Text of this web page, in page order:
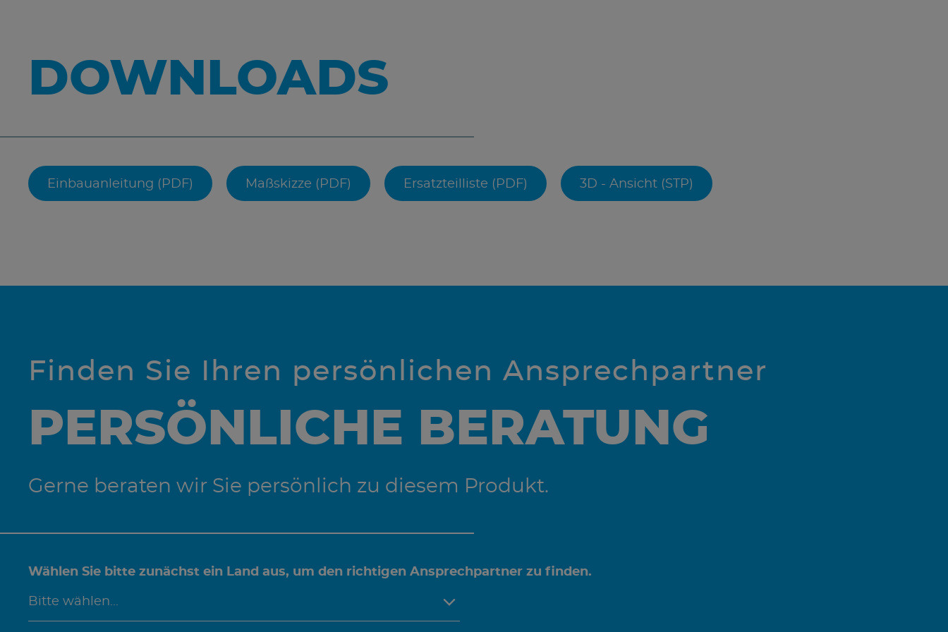
DOWNLOADS
Einbauanleitung (PDF) Maßskizze (PDF) Ersatzteilliste (PDF) 3D - Ansicht (STP)
Finden Sie Ihren persönlichen Ansprechpartner
PERSÖNLICHE BERATUNG
Gerne beraten wir Sie persönlich zu diesem Produkt.
Wählen Sie bitte zunächst ein Land aus, um den richtigen Ansprechpartner zu finden.